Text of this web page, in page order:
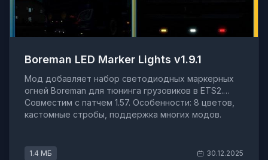
Boreman LED Marker Lights v1.9.1
Мод добавляет набор светодиодных маркерных
огней Boreman для тюнинга грузовиков в ETS2.
Совместим с патчем 1.57. Особенности: 8 цветов,
кастомные стробы, поддержка многих модов.
1.4 МБ 30.12.2025